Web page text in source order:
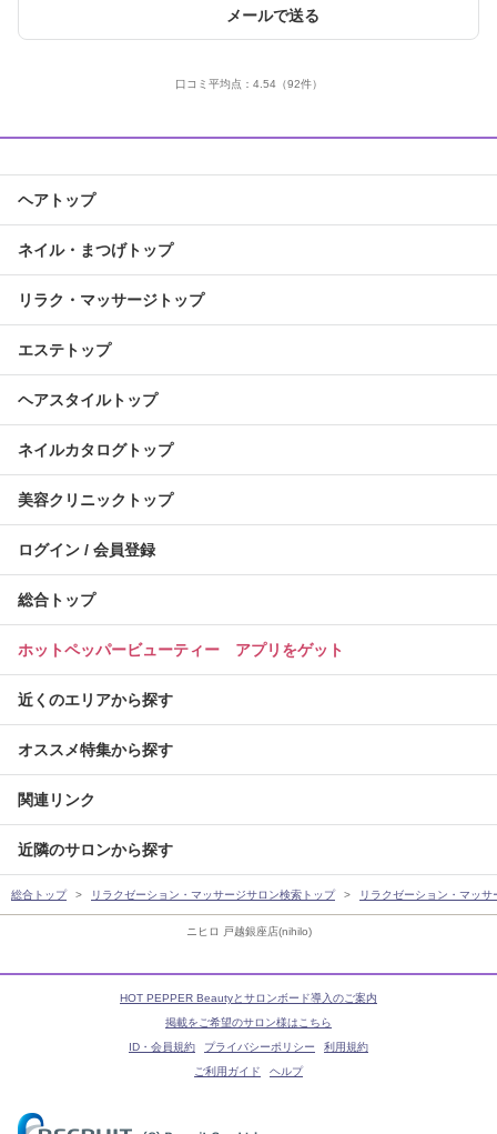
ニヒロ 戸越銀座店(nihilo)
メールで送る
口コミ平均点： 4.54（92件）
ヘアトップ
ネイル・まつげトップ
リラク・マッサージトップ
エステトップ
ヘアスタイルトップ
ネイルカタログトップ
美容クリニックトップ
ログイン / 会員登録
総合トップ
ホットペッパービューティー アプリをゲット
近くのエリアから探す
オススメ特集から探す
関連リンク
近隣のサロンから探す
総合トップ リラクゼーション・マッサージサロン検索トップ リラクゼーション・マッ
HOT PEPPER Beautyとサロンボード導入のご案内
掲載をご希望のサロン様はこちら
ID・会員規約
プライバシーポリシー
利用規約
ご利用ガイド
ヘルプ